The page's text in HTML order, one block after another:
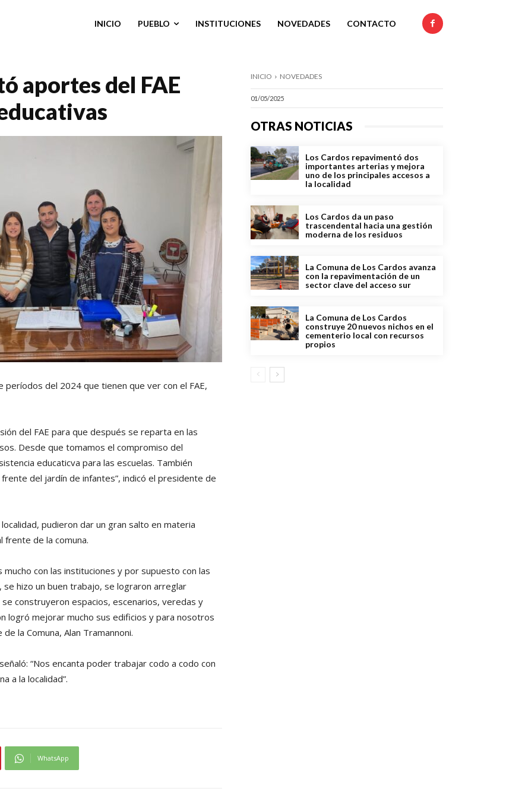
INICIO PUEBLO INSTITUCIONES NOVEDADES CONTACTO
aportes del FAE
del 2024 que tienen que ver con el FAE,
del FAE para que después se reparta en las
Desde que tomamos el compromiso del
educaticva para las escuelas. También
del jardín de infantes”, indicó el presidente de
pudieron dar un gran salto en materia
frente de la comuna.
con las instituciones y por supuesto con las
se hizo un buen trabajo, se lograron arreglar
construyeron espacios, escenarios, veredas y
logró mejorar mucho sus edificios y para nosotros
la Comuna, Alan Tramannoni.
“Nos encanta poder trabajar codo a codo con
a la localidad”.
WhatsApp
INICIO NOVEDADES
01/05/2025
OTRAS NOTICIAS
Los Cardos repavimentó dos
importantes arterias y mejora
uno de los principales accesos a
la localidad
Los Cardos da un paso
trascendental hacia una gestión
moderna de los residuos
La Comuna de Los Cardos avanza
con la repavimentación de un
sector clave del acceso sur
La Comuna de Los Cardos
construye 20 nuevos nichos en el
cementerio local con recursos
propios